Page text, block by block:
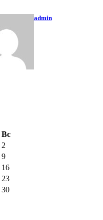
admin
Вс
2
9
16
23
30